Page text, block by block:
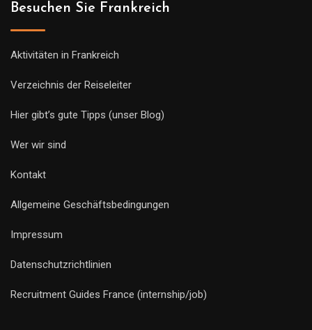
Besuchen Sie Frankreich
Aktivitäten in Frankreich
Verzeichnis der Reiseleiter
Hier gibt’s gute Tipps (unser Blog)
Wer wir sind
Kontakt
Allgemeine Geschäftsbedingungen
Impressum
Datenschutzrichtlinien
Recruitment Guides France (internship/job)